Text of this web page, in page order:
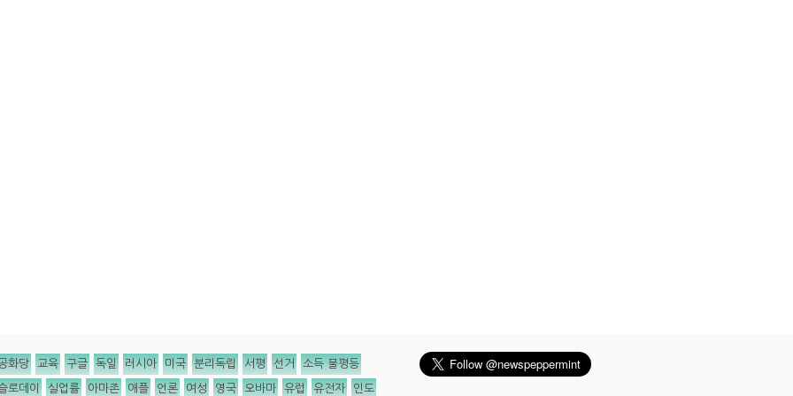
화당 교육 구글 독일 러시아 미국 분리독립 서평 선거 소득 불평등
로데이 실업률 아마존 애플 언론 여성 영국 오바마 유럽 유전자 인도